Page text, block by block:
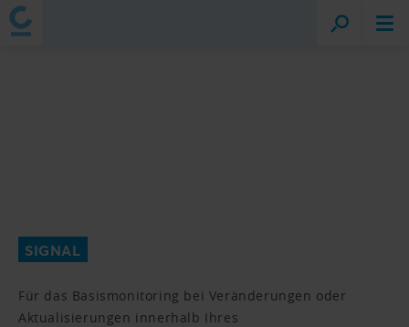
SIGNAL
Für das Basismonitoring bei Veränderungen oder
Aktualisierungen innerhalb Ihres